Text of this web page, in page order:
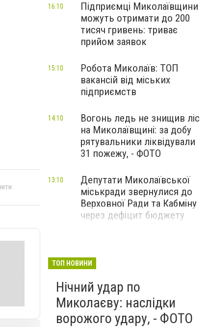
Підприємці Миколаївщини
можуть отримати до 200
тисяч гривень: триває
прийом заявок
16:10
Робота Миколаїв: ТОП
вакансій від міських
підприємств
15:10
Вогонь ледь не знищив ліс
на Миколаївщині: за добу
рятувальники ліквідували
31 пожежу, - ФОТО
14:10
Депутати Миколаївської
міськради звернулися до
Верховної Ради та Кабміну
через дефіцит бюджету
13:10
ТОП НОВИНИ
Нічний удар по
Миколаєву: наслідки
ворожого удару, - ФОТО